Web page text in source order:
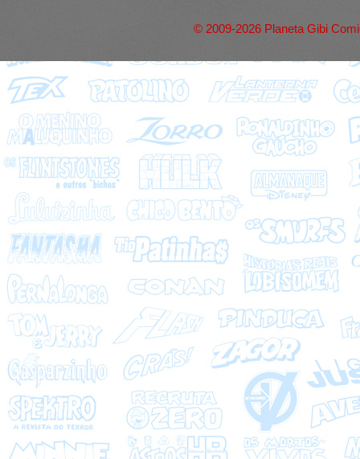
© 2009-2026 Planeta Gibi